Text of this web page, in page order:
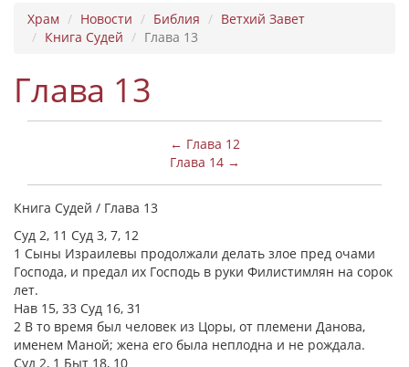
Храм Новости Библия
Ветхий Завет
Книга Судей
Глава 13
Глава 13
← Глава 12
Глава 14 →
Книга Судей / Глава 13
Суд 2, 11 Суд 3, 7, 12
1 Сыны Израилевы продолжали делать злое пред очами
Господа, и предал их Господь в руки Филистимлян на сорок
лет.
Нав 15, 33 Суд 16, 31
2 В то время был человек из Цоры, от племени Данова,
именем Маной; жена его была неплодна и не рождала.
Суд 2, 1 Быт 18, 10